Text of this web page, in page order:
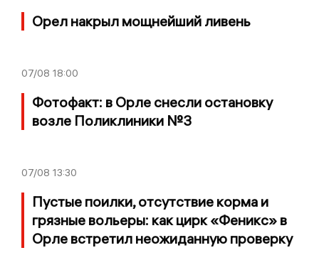
Орел накрыл мощнейший ливень
07/08 18:00
Фотофакт: в Орле снесли остановку
возле Поликлиники №3
07/08 13:30
Пустые поилки, отсутствие корма и
грязные вольеры: как цирк «Феникс» в
Орле встретил неожиданную проверку